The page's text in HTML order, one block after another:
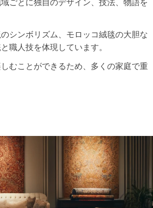
ごとに独自のデザイン、技法、物語を
シンボリズム、モロッコ絨毯の大胆な
職人技を体現しています。
むことができるため、多くの家庭で重